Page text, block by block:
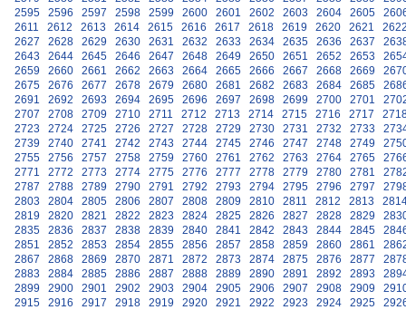
2595
2596 2597 2598 2599 2600 2601 2602 2603 2604 2605
2611
2612 2613 2614 2615 2616 2617 2618 2619 2620 2621
2627
2628 2629 2630 2631 2632 2633 2634 2635 2636 2637
2643
2644 2645 2646 2647 2648 2649 2650 2651 2652 2653
2659
2660 2661 2662 2663 2664 2665 2666 2667 2668 2669
2675
2676 2677 2678 2679 2680 2681 2682 2683 2684 2685
2691
2692 2693 2694 2695 2696 2697 2698 2699 2700 2701
2707
2708 2709 2710 2711 2712 2713 2714 2715 2716 2717
2723
2724 2725 2726 2727 2728 2729 2730 2731 2732 2733
2739
2740 2741 2742 2743 2744 2745 2746 2747 2748 2749
2755
2756 2757 2758 2759 2760 2761 2762 2763 2764 2765
2771
2772 2773 2774 2775 2776 2777 2778 2779 2780 2781
2787
2788 2789 2790 2791 2792 2793 2794 2795 2796 2797
2803
2804 2805 2806 2807 2808 2809 2810 2811 2812 2813
2819
2820 2821 2822 2823 2824 2825 2826 2827 2828 2829
2835
2836 2837 2838 2839 2840 2841 2842 2843 2844 2845
2851
2852 2853 2854 2855 2856 2857 2858 2859 2860 2861
2867
2868 2869 2870 2871 2872 2873 2874 2875 2876 2877
2883
2884 2885 2886 2887 2888 2889 2890 2891 2892 2893
2899
2900 2901 2902 2903 2904 2905 2906 2907 2908 2909
2915
2916 2917 2918 2919 2920 2921 2922 2923 2924 2925